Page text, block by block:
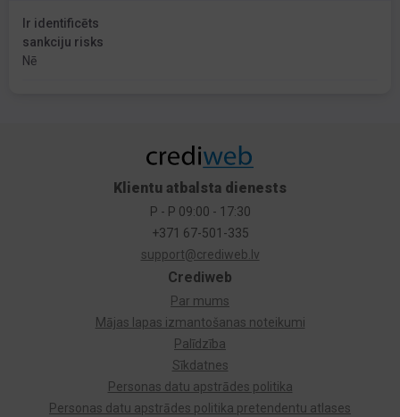
Ir identificēts
sankciju risks
Nē
Crediweb
Par mums
Mājas lapas izmantošanas noteikumi
Palīdzība
Sīkdatnes
Personas datu apstrādes politika
Personas datu apstrādes politika pretendentu atlases
Klientu atbalsta dienests
P - P 09:00 - 17:30
+371 67-501-335
support@crediweb.lv